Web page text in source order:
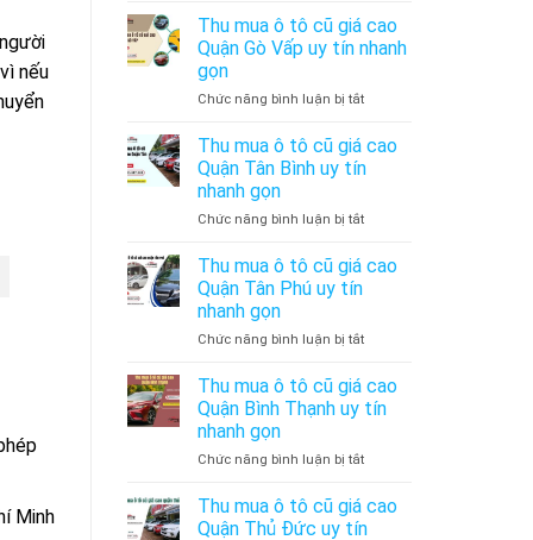
nếu
Minh
gọn
Quận
Bình
Tân
tín
gọn
mua
ô
tô
giá
Quận
Nhuận
tín
gọn
Thu mua ô tô cũ giá cao
Quận Gò Vấp uy tín nhanh
gọn
Chức năng bình luận bị tắtở
mua
tô
giá
Quận
tín
gọn
Thu mua ô tô cũ giá cao
Quận Tân Bình uy tín
nhanh gọn
Chức năng bình luận bị tắtở
mua
giá
Quận
Tân
Bình
tín
gọn
Thu mua ô tô cũ giá cao
Quận Tân Phú uy tín
nhanh gọn
Chức năng bình luận bị tắtở
mua
ô
tô
giá
Quận
Thu mua ô tô cũ giá cao
Quận Bình Thạnh uy tín
nhanh gọn
Chức năng bình luận bị tắtở
mua
Thu mua ô tô cũ giá cao
Quận Thủ Đức uy tín